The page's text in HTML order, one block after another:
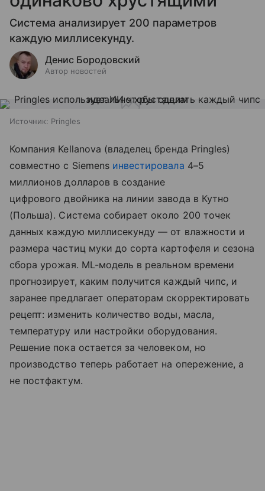
Система анализирует 200 параметров
каждую миллисекунду.
Денис Бородовский
Автор новостей
Источник: Pringles
Компания Kellanova (владелец бренда Pringles)
совместно с Siemens инвестировала 4–5
миллионов долларов в создание
цифрового двойника на линии завода в Кутно
(Польша). Система собирает около 200 точек
данных каждую миллисекунду — от влажности и
размера частиц муки до сорта картофеля и сезона
сбора урожая. ML-модель в реальном времени
прогнозирует, каким получится каждый чипс, и
заранее предлагает операторам скорректировать
рецепт: изменить количество воды, масла,
температуру или настройки оборудования.
Решение пока остается за человеком, но
производство теперь работает на опережение, а
не постфактум.